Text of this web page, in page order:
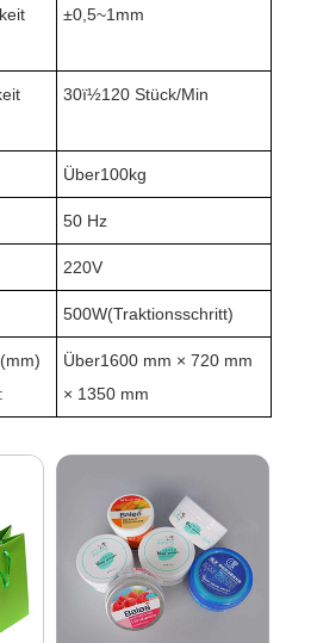
±0,5~1mm
30ï½1 20 Stück/Min
Über100kg
50 Hz
220V
500W(Traktionsschritt)
Über1600 mm × 720 mm
× 1350 mm